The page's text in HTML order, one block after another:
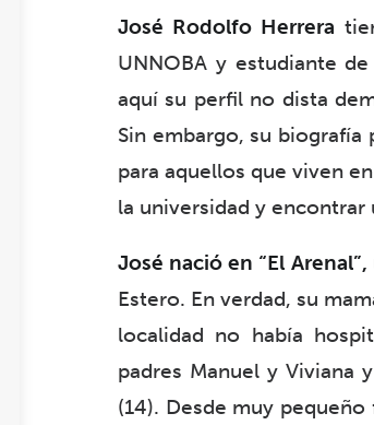
José Rodolfo Herrera
UNNOBA y estudiante
aquí su perfil no dista
Sin embargo, su
para aquellos que viven
la universidad y
José nació en “El
Estero. En verdad, su
localidad no había
padres Manuel y Viviana
(14). Desde muy